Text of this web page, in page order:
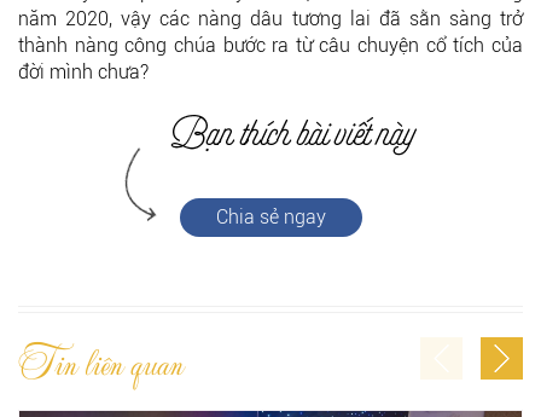
năm 2020, vậy các nàng dâu tương lai đã sằn sàng trở
thành nàng công chúa bước ra từ câu chuyện cổ tích của
đời mình chưa?
Chia sẻ ngay
Tin liên quan